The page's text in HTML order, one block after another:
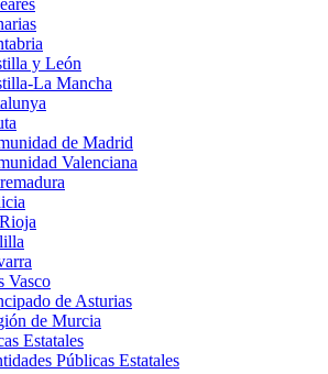
y León
La Mancha
de Madrid
Valenciana
Vasco
de Asturias
de Murcia
Estatales
Públicas Estatales